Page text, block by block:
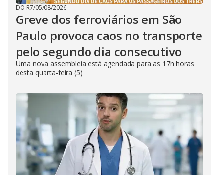
DO R7/05/08/2026
Greve dos ferroviários em São
Paulo provoca caos no transporte
pelo segundo dia consecutivo
Uma nova assembleia está agendada para as 17h horas
desta quarta-feira (5)